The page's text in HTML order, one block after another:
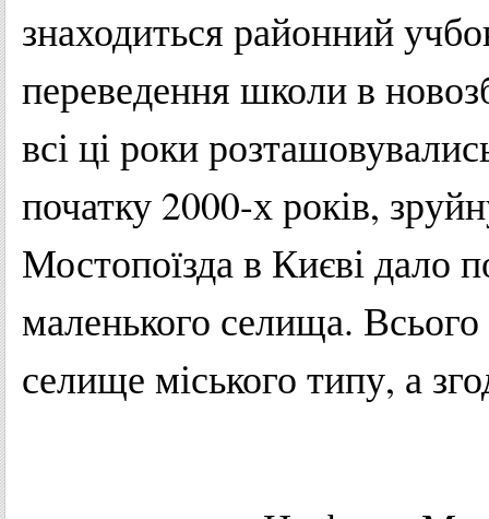
знаходиться районний
переведення школи в
всі ці роки
початку 2000-х років,
Мостопоїзда в Києві дало
маленького селища.
селище міського типу, а